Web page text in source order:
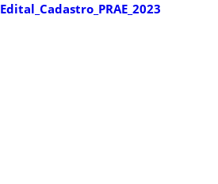
Edital_Cadastro_PRAE_2023